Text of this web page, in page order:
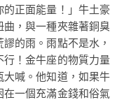
正面能量！」牛土豪
，與一種夾雜著銅臭
的雨。雨點不是水，
！金牛座的物質力量
喊。他知道，如果牛
一個充滿金錢和俗氣